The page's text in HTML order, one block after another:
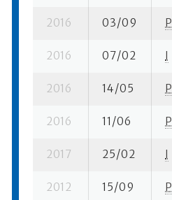
2016 03/09 P
2016 07/02 I
2016 14/05 P
2016 11/06 P
2017 25/02 I
2012 15/09 P